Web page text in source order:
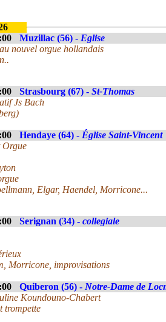
Muzillac (56) - Eglise
nouvel orgue hollandais
Strasbourg (67) - St-Thomas
Js Bach
Hendaye (64) - Église Saint-Vincent
Orgue
Elgar, Haendel, Morricone...
Serignan (34) - collegiale
Morricone, improvisations
Quiberon (56) - Notre-Dame de
Koundouno-Chabert
trompette